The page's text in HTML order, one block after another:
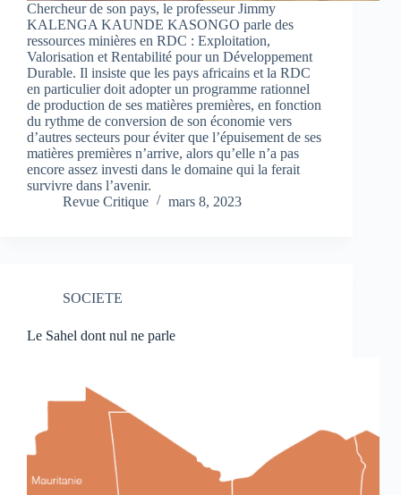
Chercheur de son pays, le professeur Jimmy
KALENGA KAUNDE KASONGO parle des
ressources minières en RDC : Exploitation,
Valorisation et Rentabilité pour un Développement
Durable. Il insiste que les pays africains et la RDC
en particulier doit adopter un programme rationnel
de production de ses matières premières, en fonction
du rythme de conversion de son économie vers
d’autres secteurs pour éviter que l’épuisement de ses
matières premières n’arrive, alors qu’elle n’a pas
encore assez investi dans le domaine qui la ferait
survivre dans l’avenir.
Revue Critique
mars 8, 2023
SOCIETE
Le Sahel dont nul ne parle